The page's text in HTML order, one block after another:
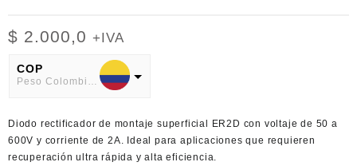
$ 2.000,0 +IVA
COP
Peso Colombiano
American Dollar
Diodo rectificador de montaje superficial ER2D con voltaje de 50 a
600V y corriente de 2A. Ideal para aplicaciones que requieren
recuperación ultra rápida y alta eficiencia.